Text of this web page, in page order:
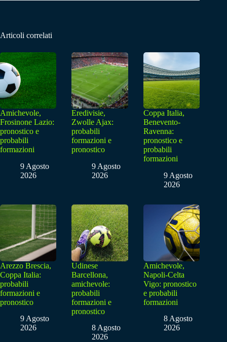
Articoli correlati
Amichevole,
Frosinone Lazio:
pronostico e
probabili
formazioni
9 Agosto
2026
Eredivisie,
Zwolle Ajax:
probabili
formazioni e
pronostico
9 Agosto
2026
Coppa Italia,
Benevento-
Ravenna:
pronostico e
probabili
formazioni
9 Agosto
2026
Arezzo Brescia,
Coppa Italia:
probabili
formazioni e
pronostico
9 Agosto
2026
Udinese
Barcellona,
amichevole:
probabili
formazioni e
pronostico
8 Agosto
2026
Amichevole,
Napoli-Celta
Vigo: pronostico
e probabili
formazioni
8 Agosto
2026